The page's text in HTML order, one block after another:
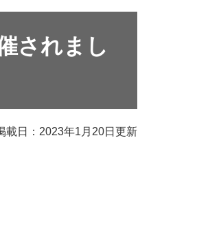
されまし
載日：2023年1月20日更新